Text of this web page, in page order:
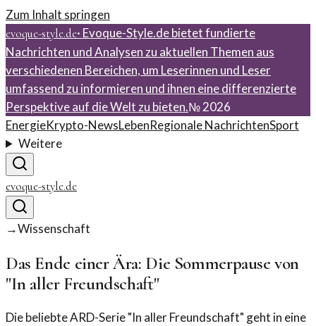
Zum Inhalt springen
evoque-style.de· Evoque-Style.de bietet fundierte
Nachrichten und Analysen zu aktuellen Themen aus
verschiedenen Bereichen, um Leserinnen und Leser
umfassend zu informieren und ihnen eine differenzierte
Perspektive auf die Welt zu bieten.№2026
EnergieKrypto-NewsLebenRegionale NachrichtenSport
Weitere
evoque-style.de
→Wissenschaft
Das Ende einer Ära: Die Sommerpause von
"In aller Freundschaft"
Die beliebte ARD-Serie "In aller Freundschaft" geht in eine